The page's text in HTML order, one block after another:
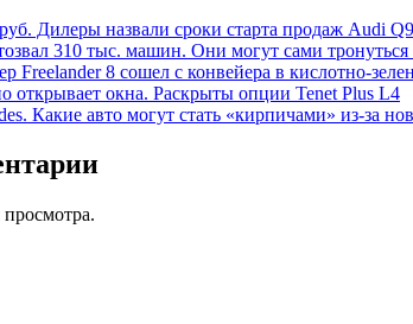
Дилеры назвали сроки старта продаж Audi
310 тыс. машин. Они могут сами тронуться
Freelander 8 сошел с конвейера в кислотно-
открывает окна. Раскрыты опции Tenet Plus L4
Какие авто могут стать «кирпичами» из-за